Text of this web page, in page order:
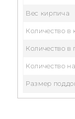
Вес кирпича
Количество в
Количество в
Количество
Размер